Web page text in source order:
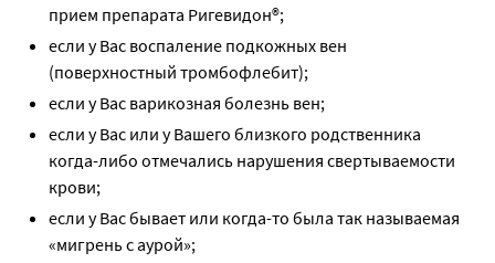
прием препарата Ригевидон®;
если у Вас воспаление подкожных вен
(поверхностный тромбофлебит);
если у Вас варикозная болезнь вен;
если у Вас или у Вашего близкого родственника
когда-либо отмечались нарушения свертываемости
крови;
если у Вас бывает или когда-то была так называемая
«мигрень с аурой»;